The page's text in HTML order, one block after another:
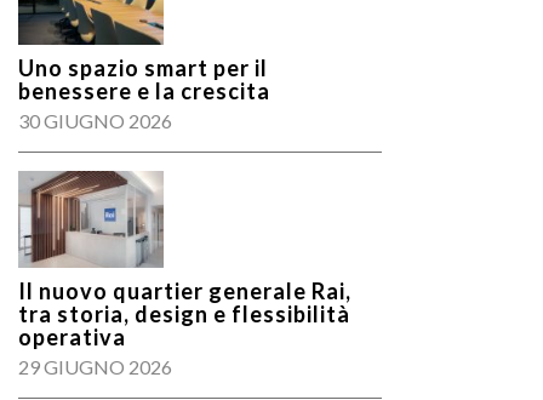
Uno spazio smart per il
benessere e la crescita
30 GIUGNO 2026
Il nuovo quartier generale Rai,
tra storia, design e flessibilità
operativa
29 GIUGNO 2026